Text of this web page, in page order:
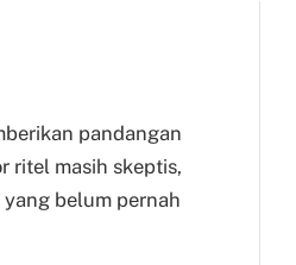
pandangan
ritel masih skeptis,
belum pernah